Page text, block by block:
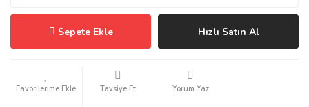
Sepete Ekle Hızlı Satın Al
Tavsiye Et Yorum Yaz